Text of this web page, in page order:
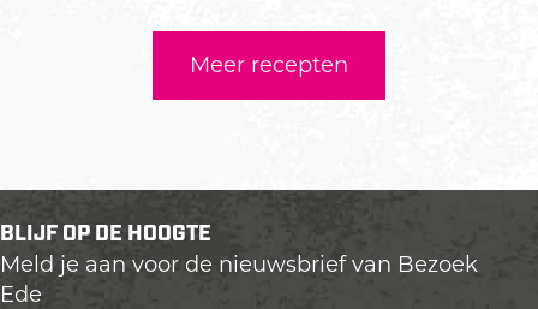
Meer recepten
BLIJF OP DE HOOGTE
Meld je aan voor de nieuwsbrief van Bezoek
Ede